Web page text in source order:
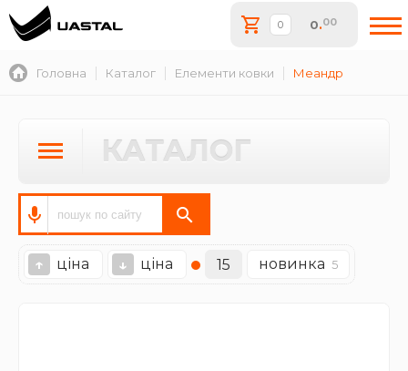
0.00
Головна Каталог Елементи ковки Меандр
КАТАЛОГ
↑ ціна ↓ ціна 15 новинка 5